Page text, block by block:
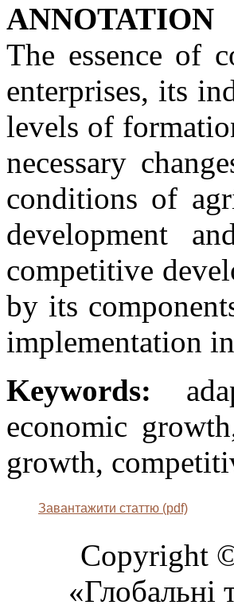
ANNOTATION
The essence of
enterprises, its
levels of
necessary
conditions of
development
competitive
by its
implementation
Keywords:
economic
growth,
Завантажити статтю (pdf)
Copyright
«Глобальні